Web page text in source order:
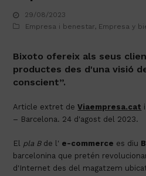
29/08/2023
Empresa i benestar, Empresa y
Bixoto ofereix als seus
productes des d'una visió
conscient”.
Article extret deViaempresa.cat
– Barcelona. 24 d'agost del 2023.
El pla Bde l' e-commerce es diu
barcelonina que pretén
d'Internet des del magatzem